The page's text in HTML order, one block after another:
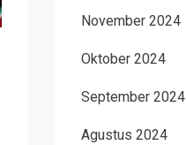
November 2024
Oktober 2024
September 2024
Agustus 2024